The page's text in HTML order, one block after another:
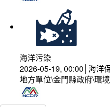
海洋污染
2026-05-19, 00:00│海洋
地方單位\金門縣政府\環